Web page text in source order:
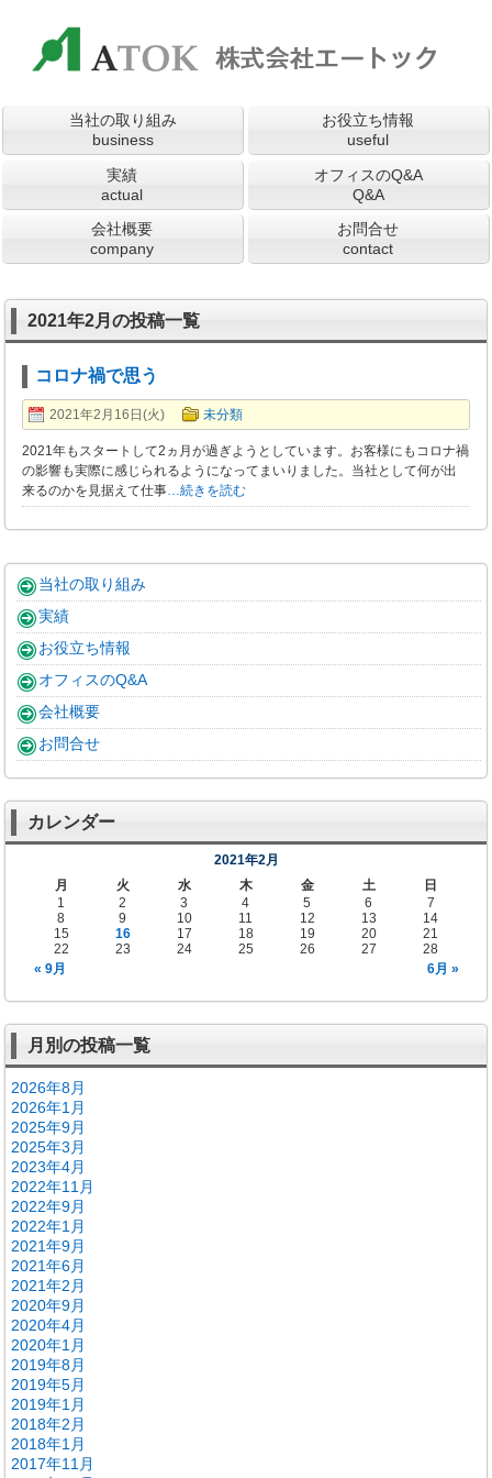
当社の取り組み
business
お役立ち情報
useful
実績
actual
オフィスのQ&A
Q&A
会社概要
company
お問合せ
contact
2021年2月の投稿一覧
コロナ禍で思う
2021年2月16日(火) 未分類
2021年もスタートして2ヵ月が過ぎようとしています。お客様にもコロナ禍
の影響も実際に感じられるようになってまいりました。当社として何が出
来るのかを見据えて仕事…続きを読む
当社の取り組み
実績
お役立ち情報
オフィスのQ&A
会社概要
お問合せ
カレンダー
2021年2月
月
火 水 木 金 土 日
« 9月 6月 »
1 2 3 4 5 6
7
8
9 10 11 12 13
14
15
16 17 18 19 20
21
22
23 24 25 26 27 28
月別の投稿一覧
2026年8月
2026年1月
2025年9月
2025年3月
2023年4月
2022年11月
2022年9月
2022年1月
2021年9月
2021年6月
2021年2月
2020年9月
2020年4月
2020年1月
2019年8月
2019年5月
2019年1月
2018年2月
2018年1月
2017年11月